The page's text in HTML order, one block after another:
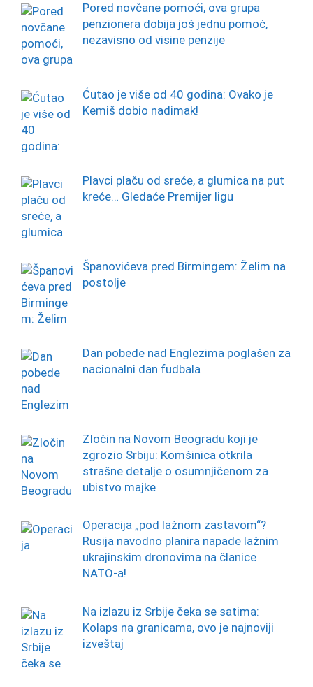
Pored novčane pomoći, ova grupa
penzionera dobija još jednu pomoć,
nezavisno od visine penzije
Ćutao je više od 40 godina: Ovako je
Kemiš dobio nadimak!
Plavci plaču od sreće, a glumica na put
kreće… Gledaće Premijer ligu
Španovićeva pred Birmingem: Želim na
postolje
Dan pobede nad Englezima poglašen za
nacionalni dan fudbala
Zločin na Novom Beogradu koji je
zgrozio Srbiju: Komšinica otkrila
strašne detalje o osumnjičenom za
ubistvo majke
Operacija „pod lažnom zastavom“?
Rusija navodno planira napade lažnim
ukrajinskim dronovima na članice
NATO-a!
Na izlazu iz Srbije čeka se satima:
Kolaps na granicama, ovo je najnoviji
izveštaj